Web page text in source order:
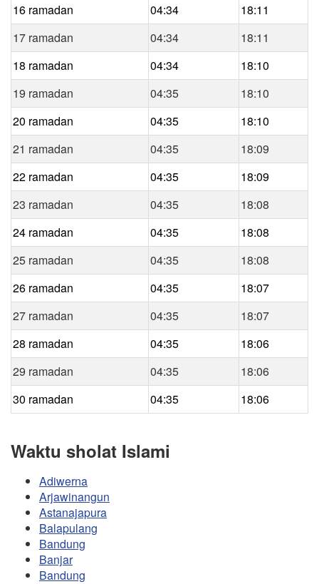
16 ramadan
04:34
18:11
17 ramadan
04:34
18:11
18 ramadan
04:34
18:10
19 ramadan
04:35
18:10
20 ramadan
04:35
18:10
21 ramadan
04:35
18:09
22 ramadan
04:35
18:09
23 ramadan
04:35
18:08
24 ramadan
04:35
18:08
25 ramadan
04:35
18:08
26 ramadan
04:35
18:07
27 ramadan
04:35
18:07
28 ramadan
04:35
18:06
29 ramadan
04:35
18:06
30 ramadan
04:35 18:06
Waktu sholat Islami
Adiwerna
Arjawinangun
Astanajapura
Balapulang
Bandung
Banjar
Bandung